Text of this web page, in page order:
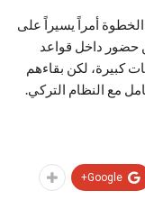
أمراً يسيراً على
حضور داخل قواعد
كبيرة، لكن بقاءهم
مع النظام التركي.
Google+